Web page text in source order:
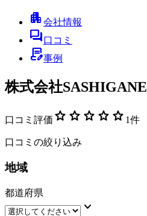
apartment会社情報
forum口コミ
contract_edit事例
株式会社SASHIGANE
口コミ評価 star star star star star 1件
口コミの絞り込み
地域
都道府県
keyboard_arrow_down